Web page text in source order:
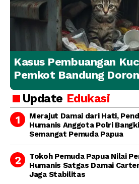
Kasus Pembuangan
Pemkot Bandung
Penanganan Hewan
Bertanggung Jawab
Update Edukasi
Merajut Damai dari Hati,
Humanis Anggota Polri
Semangat Pemuda Papua
Tokoh Pemuda Papua Nilai
Humanis Satgas Damai
Jaga Stabilitas